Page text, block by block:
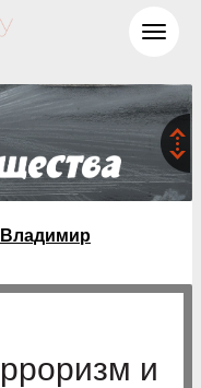
Владимир
и